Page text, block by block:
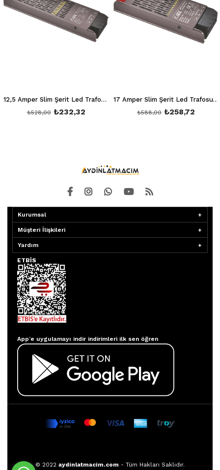
12,5 Amper Slim Şerit Led Trafosu 150W 12V 10M Sessiz Ct 2560
₺232,32
₺528,00
17 Amper Slim Şerit Led Trafosu 200W 12V 16M Sessizct 2561
₺258,72
₺588,00
Kurumsal
Müşteri İlişkileri
Yardım
ETBİS
App’e uygulamayı indir indirimleri ilk sen öğren
© 2022 aydinlatmacim.com - Tüm Hakları Saklıdır.